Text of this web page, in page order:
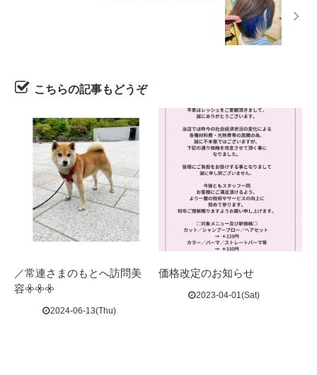
こちらの記事もどうぞ
／常連さまのもとへ訪問美
容𖧷𖧷𖧷 ⁡
2024-06-13(Thu)
価格改定のお知らせ
2023-04-01(Sat)